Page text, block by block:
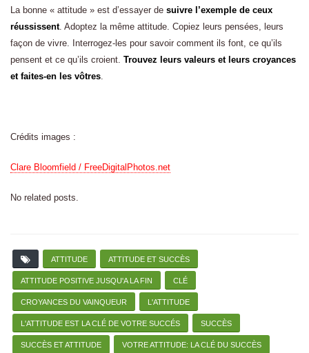
La bonne « attitude » est d’essayer de suivre l’exemple de ceux
réussissent. Adoptez la même attitude. Copiez leurs pensées, leurs
façon de vivre. Interrogez-les pour savoir comment ils font, ce qu’ils
pensent et ce qu’ils croient. Trouvez leurs valeurs et leurs croyances
et faites-en les vôtres
Crédits images :
Clare Bloomfield / FreeDigitalPhotos.net
No related posts.
ATTITUDE ATTITUDE ET SUCCÈS
ATTITUDE POSITIVE JUSQU'A LA FIN CLÉ
CROYANCES DU VAINQUEUR L'ATTITUDE
L'ATTITUDE EST LA CLÉ DE VOTRE SUCCÉS SUCCÈS
SUCCÈS ET ATTITUDE VOTRE ATTITUDE: LA CLÉ DU SUCCÈS